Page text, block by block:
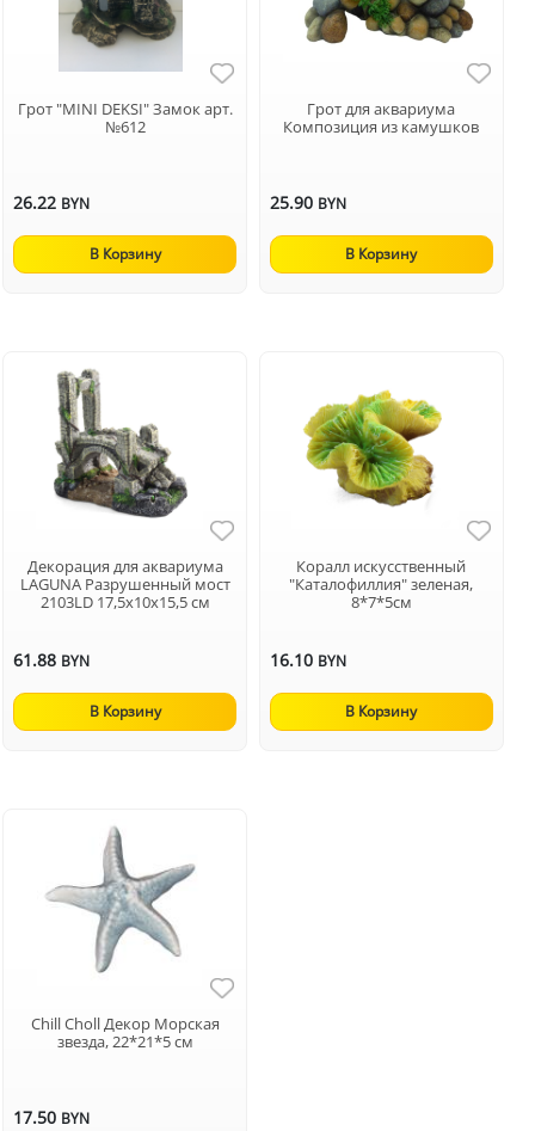
Грот "MINI DEKSI" Замок арт.
№612
26.22 BYN
В Корзину
Грот для аквариума
Композиция из камушков
25.90 BYN
В Корзину
Декорация для аквариума
LAGUNA Разрушенный мост
2103LD 17,5х10х15,5 см
61.88 BYN
В Корзину
Коралл искусственный
"Каталофиллия" зеленая,
8*7*5см
16.10 BYN
В Корзину
Chill Choll Декор Морская
звезда, 22*21*5 см
17.50 BYN